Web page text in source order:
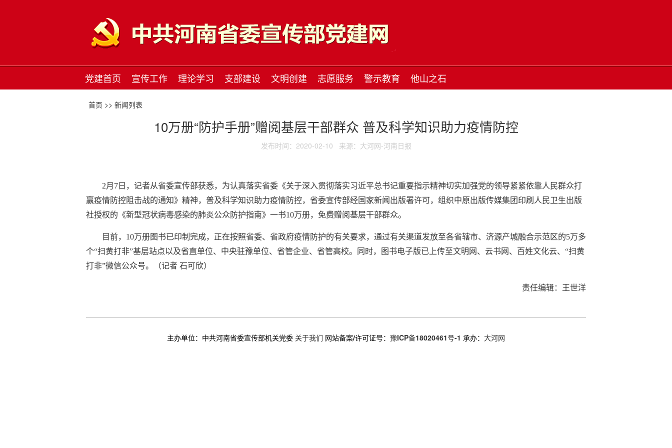
党建首页 宣传工作 理论学习 支部建设 文明创建 志愿服务 警示教育 他山之石
首页 >> 新闻列表
10万册“防护手册”赠阅基层干部群众 普及科学知识助力疫情防控
发布时间：2020-02-10 来源：大河网-河南日报
2月7日，记者从省委宣传部获悉，为认真落实省委《关于深入贯彻落实习近平总书记重要指示精神切实加强党的领导紧紧依靠人民群众打
赢疫情防控阻击战的通知》精神，普及科学知识助力疫情防控，省委宣传部经国家新闻出版署许可，组织中原出版传媒集团印刷人民卫生出版
社授权的《新型冠状病毒感染的肺炎公众防护指南》一书10万册，免费赠阅基层干部群众。
目前，10万册图书已印制完成，正在按照省委、省政府疫情防护的有关要求，通过有关渠道发放至各省辖市、济源产城融合示范区的5万多
个“扫黄打非”基层站点以及省直单位、中央驻豫单位、省管企业、省管高校。同时，图书电子版已上传至文明网、云书网、百姓文化云、“扫黄
打非”微信公众号。（记者 石可欣）
责任编辑：王世洋
主办单位：中共河南省委宣传部机关党委 关于我们 网站备案/许可证号： 豫ICP备18020461号-1 承办： 大河网